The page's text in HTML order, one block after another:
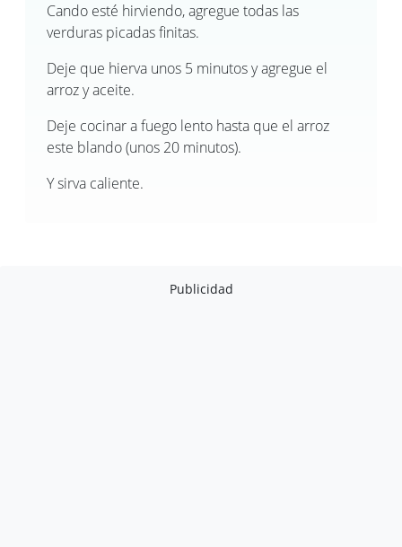
Cando esté hirviendo, agregue todas las
verduras picadas finitas.
Deje que hierva unos 5 minutos y agregue el
arroz y aceite.
Deje cocinar a fuego lento hasta que el arroz
este blando (unos 20 minutos).
Y sirva caliente.
Publicidad